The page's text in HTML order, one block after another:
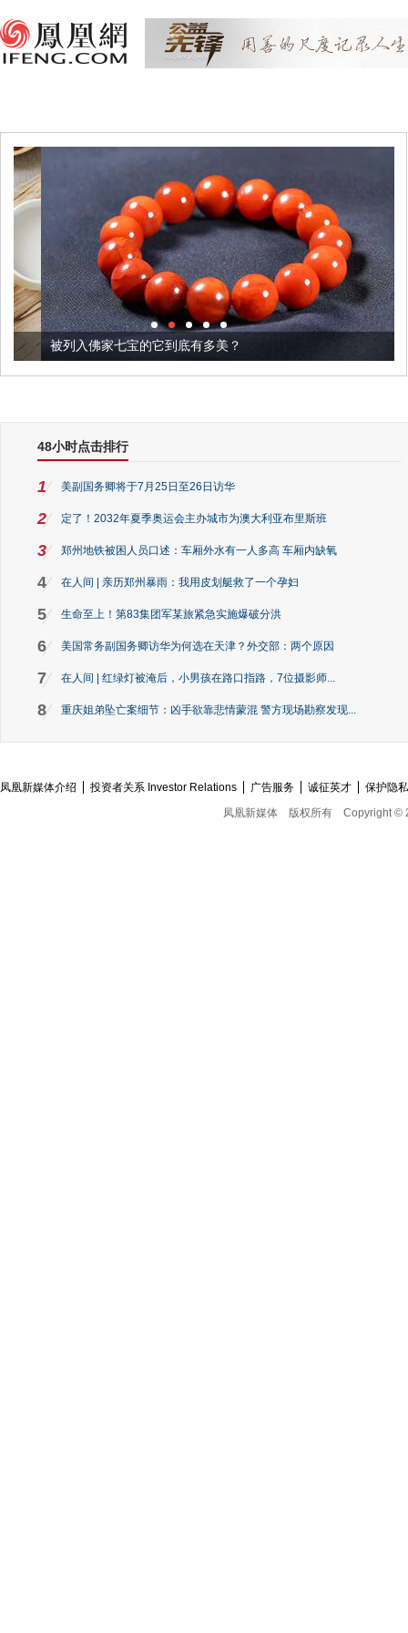
被列入佛家七宝的它到底有多美？
48小时点击排行
1 美副国务卿将于7月25日至26日访华
2 定了！2032年夏季奥运会主办城市为澳大利亚布里斯班
3 郑州地铁被困人员口述：车厢外水有一人多高 车厢内缺氧
4 在人间 | 亲历郑州暴雨：我用皮划艇救了一个孕妇
5 生命至上！第83集团军某旅紧急实施爆破分洪
6 美国常务副国务卿访华为何选在天津？外交部：两个原因
7 在人间 | 红绿灯被淹后，小男孩在路口指路，7位摄影师...
8 重庆姐弟坠亡案细节：凶手欲靠悲情蒙混 警方现场勘察发现...
凤凰新媒体介绍 投资者关系 Investor Relations 广告服务 诚征英才
保护隐
凤凰新媒体
版权所有 Copyright ©